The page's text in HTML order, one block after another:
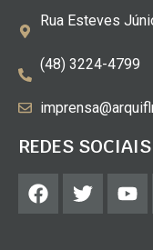
Rua Esteves
(48) 3224-4799
REDES SOCIAIS